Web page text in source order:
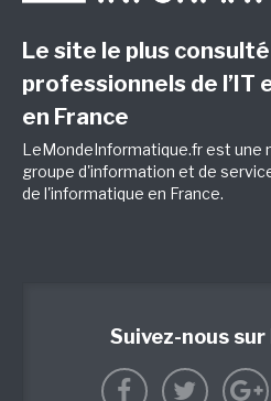
Le site le plus
professionnels de l’IT
en France
LeMondeInformatique.fr est une
groupe d'information et de
de l'informatique en France.
Suivez-nous